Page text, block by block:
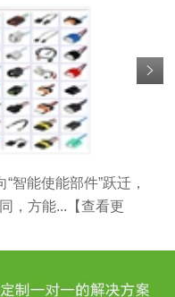
智能使能部件”跃迁，
，方能... 【查看更